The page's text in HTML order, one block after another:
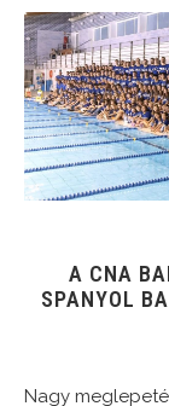
A CNA
SPANYOL
Nagy